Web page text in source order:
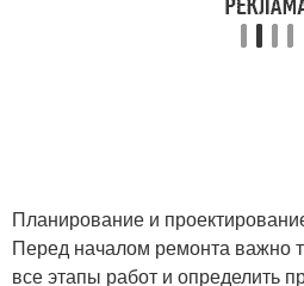
Дешевый ремонт
Планирование и
Перед началом ремонта важно
все этапы работ и определить